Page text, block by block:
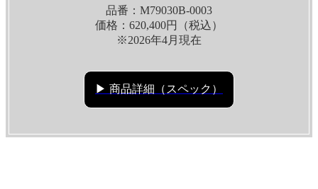
品番：M79030B-0003
価格：620,400円（税込）
※2026年4月現在
▶ 商品詳細（スペック）